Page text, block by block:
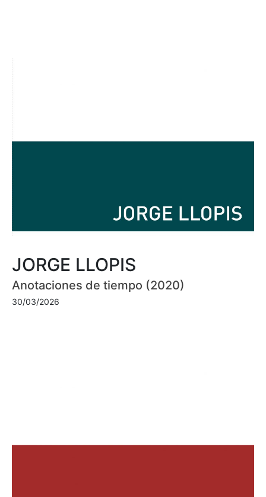
JORGE LLOPIS
Anotaciones de tiempo (2020)
30/03/2026